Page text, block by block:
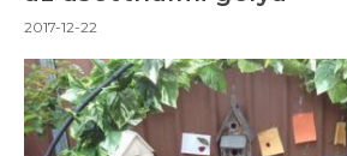
2017-12-22